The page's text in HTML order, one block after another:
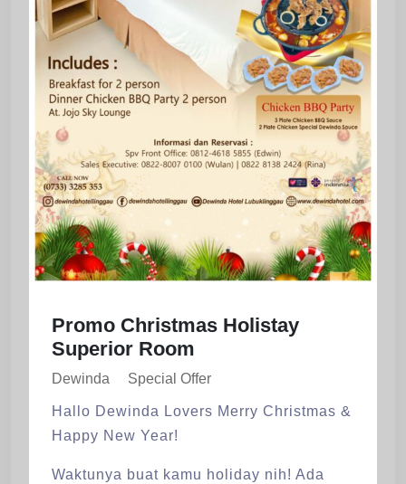
Promo Christmas Holistay
Superior Room
Dewinda Special Offer
Hallo Dewinda Lovers Merry Christmas &
Happy New Year!
Waktunya buat kamu holiday nih! Ada